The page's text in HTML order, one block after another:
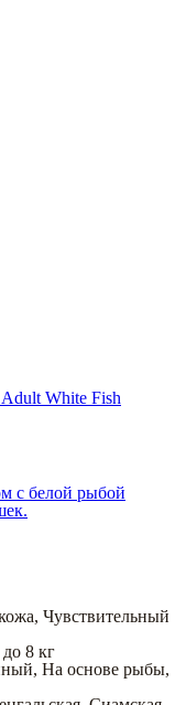
White Fish
с белой рыбой
, Чувствительный
8 кг
, На основе рыбы,